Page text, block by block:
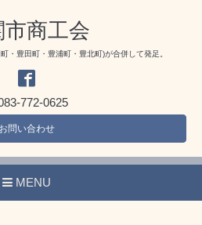
市商工会
・豊田町・豊浦町・豊北町)が合併して発足。
772-0625
お問い合わせ
MENU